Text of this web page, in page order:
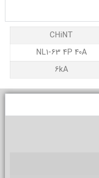
CHiNT
NL1-63 4P 40A
6kA